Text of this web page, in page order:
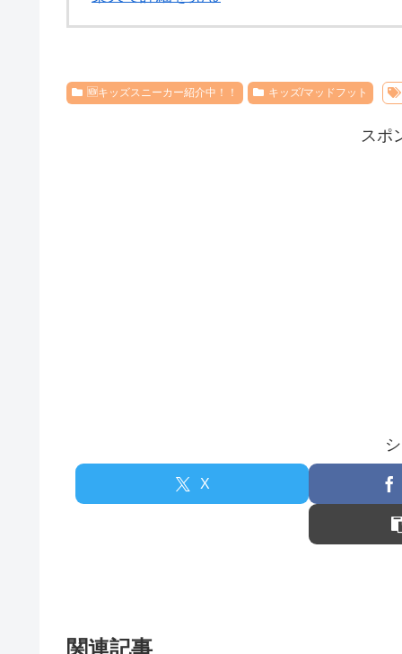
🆕キッズスニーカー紹介中！！ キッズ/マッドフット
スポ
X
関連記事